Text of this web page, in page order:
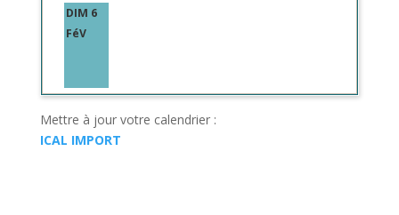
DIM 6
FéV
Mettre à jour votre calendrier :
ICAL IMPORT